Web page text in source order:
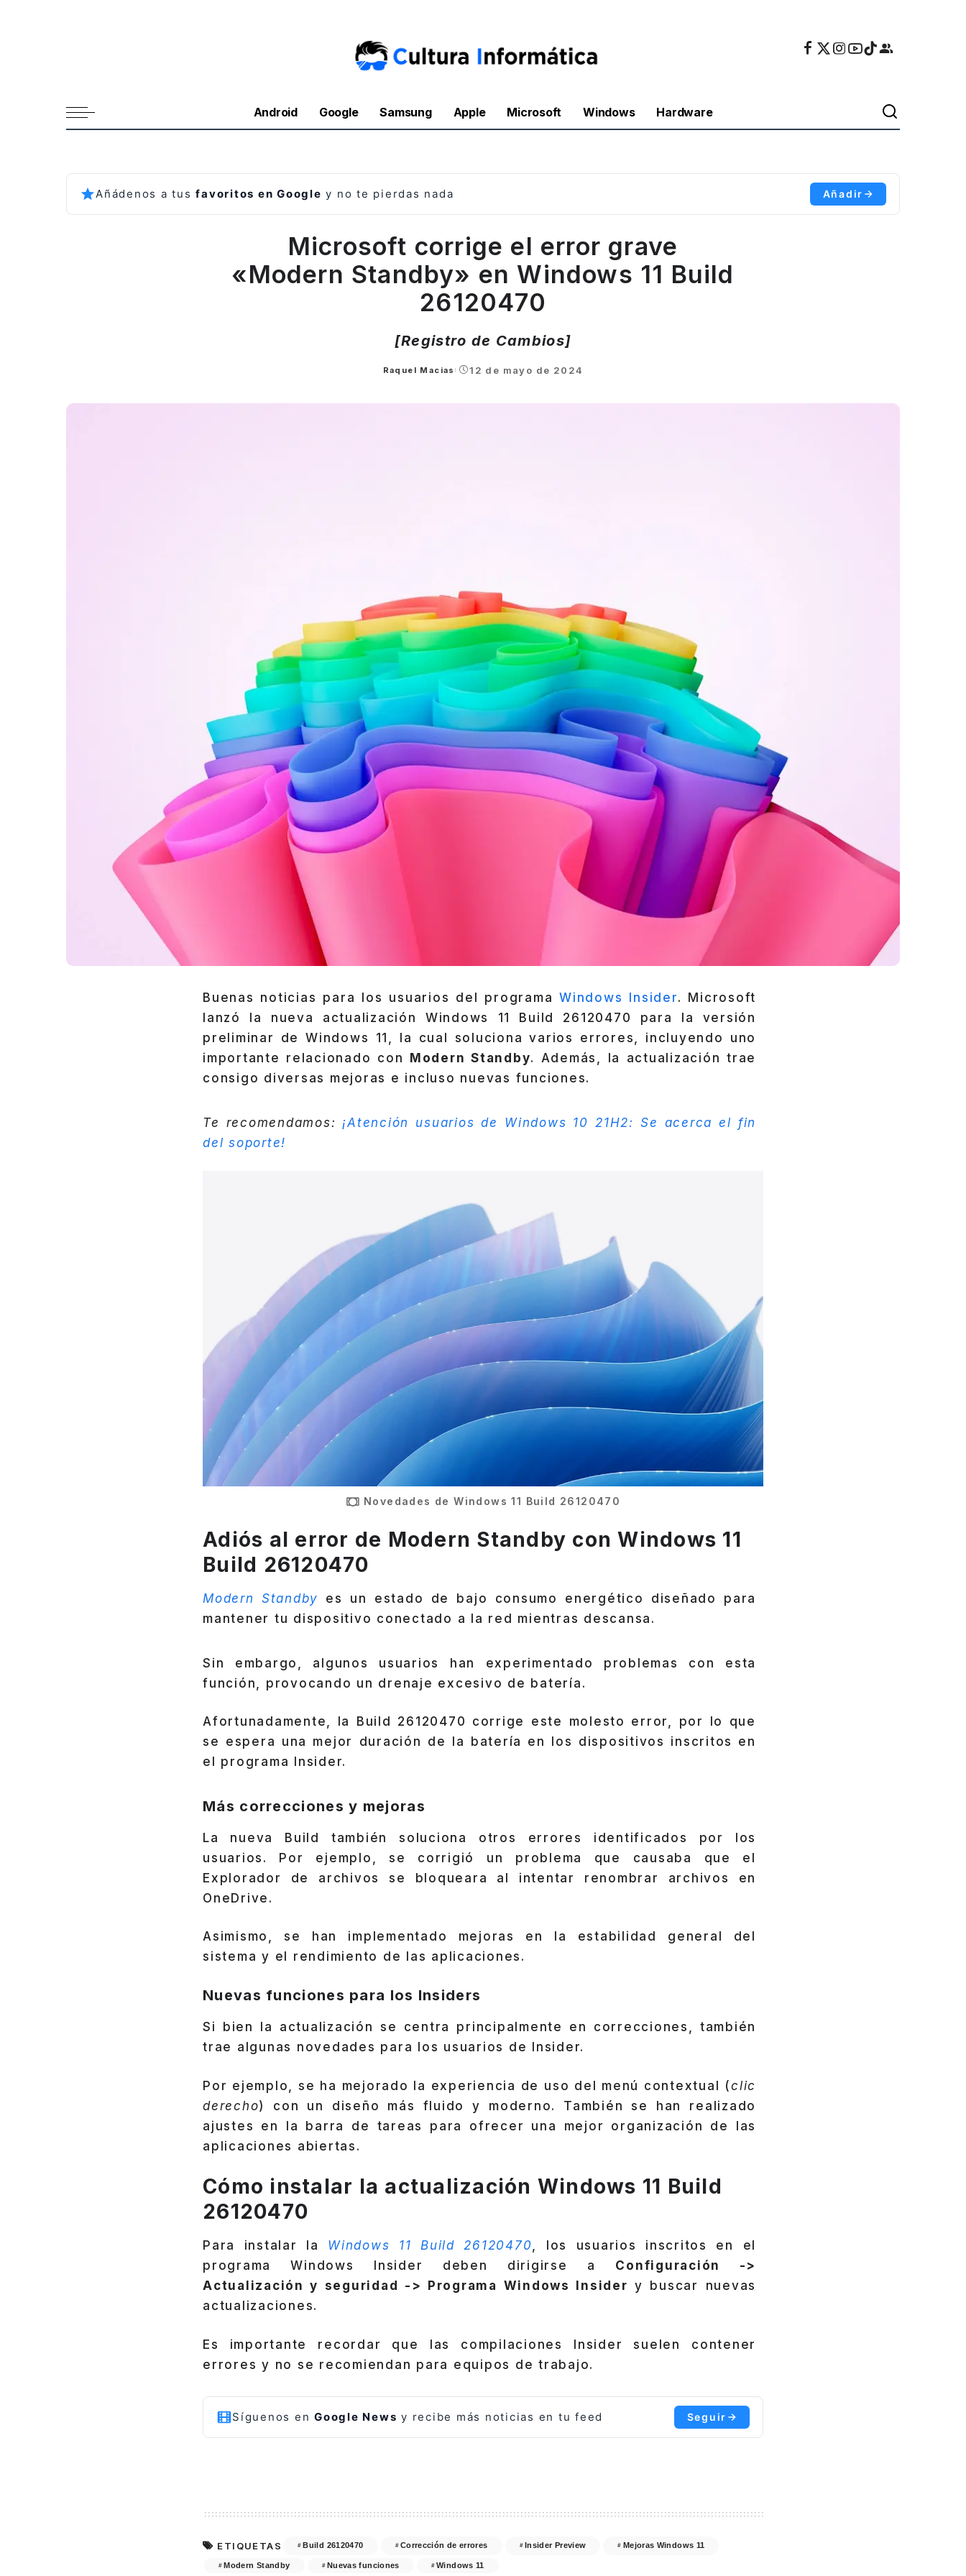
Android Google Samsung Apple Microsoft Windows Hardware
Añádenos a tusfavoritos en Google y no te pierdas nada Añadir
Microsoft corrige el error grave
«Modern Standby» en Windows 11 Build
26120470
[Registro de Cambios]
Posted
Raquel Macias 12 de mayo de 2024
Buenas noticias para los usuarios del programaWindows Insider. Microsoft
lanzó la nueva actualización Windows 11 Build 26120470 para la versión
preliminar de Windows 11, la cual soluciona varios errores, incluyendo uno
importante relacionado con
Modern Standby. Además, la actualización trae
consigo diversas mejoras e incluso nuevas funciones.
Te recomendamos: ¡Atención usuarios de Windows 10 21H2: Se acerca el fin
del soporte!
Novedades de Windows 11 Build 26120470
Adiós al error de Modern Standby con Windows 11
Build 26120470
Modern Standby es un estado de bajo consumo energético diseñado para
mantener tu dispositivo conectado a la red mientras descansa.
Sin embargo, algunos usuarios han experimentado problemas con esta
función, provocando un drenaje excesivo de batería.
Afortunadamente, la Build 26120470 corrige este molesto error, por lo que
se espera una mejor duración de la batería en los dispositivos inscritos en
el programa Insider.
Más correcciones y mejoras
La nueva Build también soluciona otros errores identificados por los
usuarios. Por ejemplo, se corrigió un problema que causaba que el
Explorador de archivos se bloqueara al intentar renombrar archivos en
OneDrive.
Asimismo, se han implementado mejoras en la estabilidad general del
sistema y el rendimiento de las aplicaciones.
Nuevas funciones para los Insiders
Si bien la actualización se centra principalmente en correcciones, también
trae algunas novedades para los usuarios de Insider.
Por ejemplo, se ha mejorado la experiencia de uso del menú contextual (clic
derecho) con un diseño más fluido y moderno. También se han realizado
ajustes en la barra de tareas para ofrecer una mejor organización de las
aplicaciones abiertas.
Cómo instalar la actualización Windows 11 Build
26120470
Para instalar la Windows 11 Build 26120470, los usuarios inscritos en el
programa Windows Insider deben dirigirse a Configuración ->
Actualización y seguridad -> Programa Windows Insider y buscar nuevas
actualizaciones.
Es importante recordar que las compilaciones Insider suelen contener
errores y no se recomiendan para equipos de trabajo.
Síguenos en Google News y recibe más noticias en tu feed Seguir
ETIQUETAS Build 26120470 Corrección de errores Insider Preview Mejoras Windows 11
Modern Standby Nuevas funciones Windows 11